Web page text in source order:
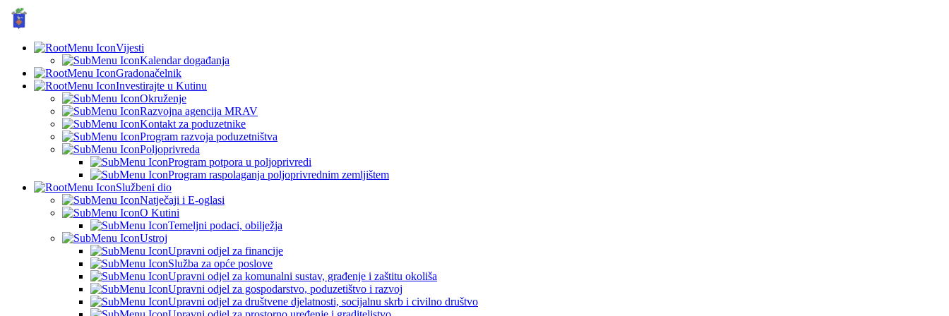
Vijesti
Kalendar događanja
Gradonačelnik
Investirajte u Kutinu
Okruženje
Razvojna agencija MRAV
Kontakt za poduzetnike
Program razvoja poduzetništva
Poljoprivreda
Program potpora u poljoprivredi
Program raspolaganja poljoprivrednim zemljištem
Službeni dio
Natječaji i E-oglasi
O Kutini
Temeljni podaci, obilježja
Ustroj
Upravni odjel za financije
Služba za opće poslove
Upravni odjel za komunalni sustav, građenje i zaštitu okoliša
Upravni odjel za gospodarstvo, poduzetištvo i razvoj
Upravni odjel za društvene djelatnosti, socijalnu skrb i civilno društvo